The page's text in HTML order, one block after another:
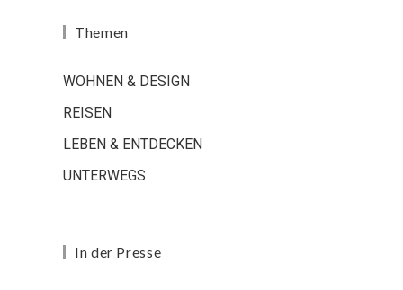
Themen
WOHNEN & DESIGN
REISEN
LEBEN & ENTDECKEN
UNTERWEGS
In der Presse